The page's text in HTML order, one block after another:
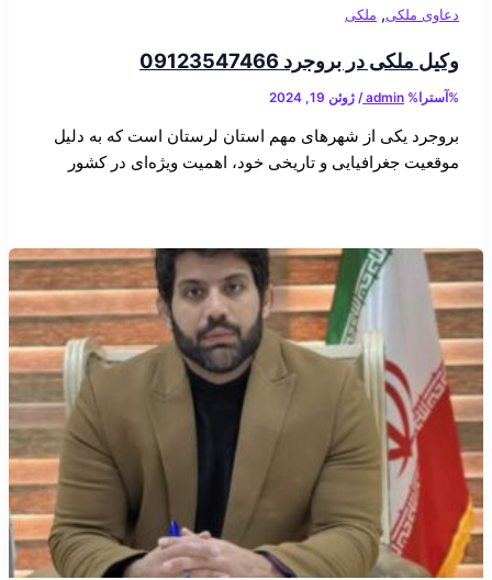
دعاوی ملکی, ملکی
وکیل ملکی در بروجرد 09123547466
%آسترا% admin
/ ژوئن 19, 2024
بروجرد یکی از شهرهای مهم استان لرستان است که به دلیل
موقعیت جغرافیایی و تاریخی خود، اهمیت ویژه‌ای در کشور